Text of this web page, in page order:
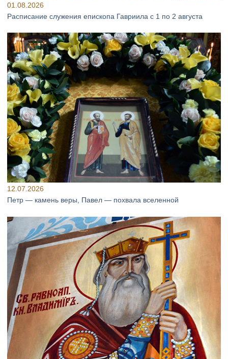
01.08.2026
Расписание служения епископа Гавриила с 1 по 2 августа
12.07.2026
Петр — камень веры, Павел — похвала вселенной